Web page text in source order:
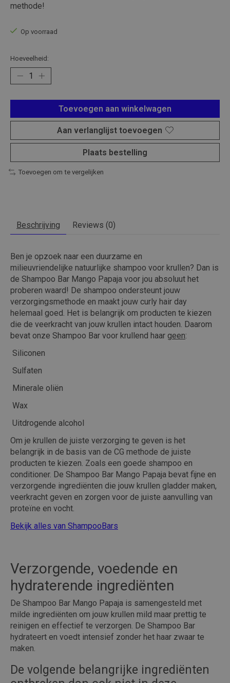
methode!
Op voorraad
Hoeveelheid:
Toevoegen aan winkelwagen
Aan verlanglijst toevoegen
Plaats bestelling
Toevoegen om te vergelijken
Beschrijving Reviews (0)
Ben je opzoek naar een duurzame en
milieuvriendelijke natuurlijke shampoo voor krullen? Dan is
de Shampoo Bar Mango Papaja voor jou absoluut het
proberen waard! De shampoo ondersteunt jouw
verzorgingsmethode en maakt jouw curly hair day
helemaal goed. Het is belangrijk om producten te kiezen
die de veerkracht van jouw krullen intact houden. Daarom
bevat onze Shampoo Bar voor krullend haar geen:
Siliconen
Sulfaten
Minerale oliën
Wax
Uitdrogende alcohol
Om je krullen de juiste verzorging te geven is het
belangrijk in de basis van de CG methode de juiste
producten te kiezen. Zoals een goede shampoo en
conditioner. De Shampoo Bar Mango Papaja bevat fijne en
verzorgende ingrediënten die jouw krullen gladder maken,
veerkracht geven en zorgen voor de juiste aanvulling van
proteïne en vocht.
Bekijk alles van ShampooBars
Verzorgende, voedende en
hydraterende ingrediënten
De Shampoo Bar Mango Papaja is samengesteld met
milde ingrediënten om jouw krullen mild maar prettig te
reinigen en effectief te verzorgen. De Shampoo Bar
hydrateert en voedt intensief zonder het haar zwaar te
maken.
De volgende belangrijke ingrediënten